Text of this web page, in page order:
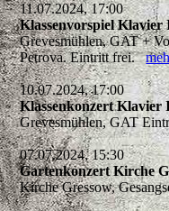
11.07.2024, 17:00
Klassenvorspiel Klavier
Grevesmühlen, GAT +
Petrova. Eintritt frei.
10.07.2024, 17:00
Klassenkonzert Klavier
Grevesmühlen, GAT
07.07.2024, 15:30
Gartenkonzert Kirche
Kirche Gressow,